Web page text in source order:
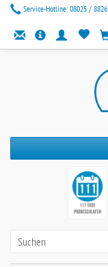
Service-Hotline: 08025 / 8826